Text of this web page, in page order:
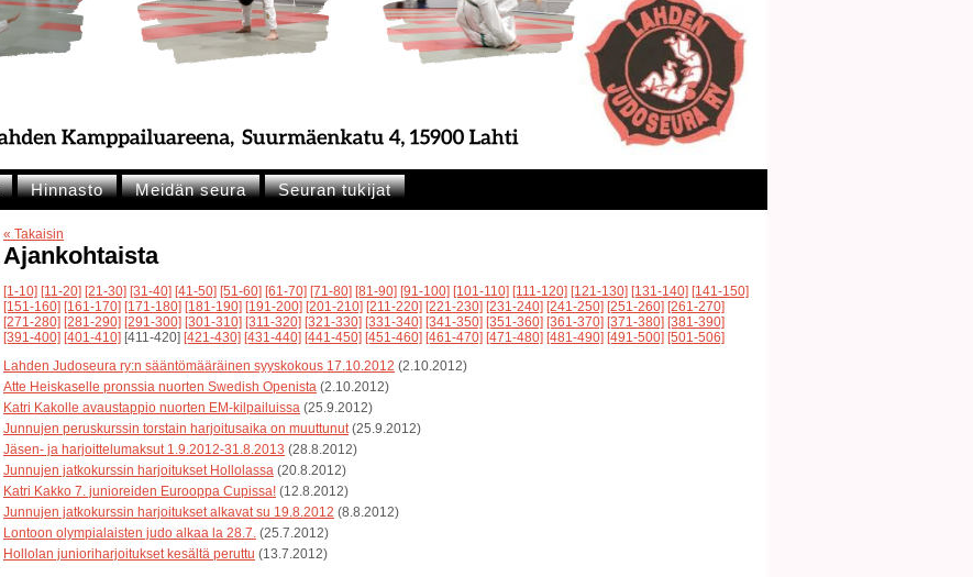
Hinnasto Meidän seura Seuran tukijat
« Takaisin
Ajankohtaista
[1-10] [11-20] [21-30] [31-40] [41-50] [51-60] [61-70] [71-80] [81-90] [91-100] [101-110] [111-120] [121-130] [131-140] [141-150]
[151-160] [161-170] [171-180] [181-190] [191-200] [201-210] [211-220] [221-230] [231-240] [241-250] [251-260] [261-270]
[271-280] [281-290] [291-300] [301-310] [311-320] [321-330] [331-340] [341-350] [351-360] [361-370] [371-380] [381-390]
[391-400] [401-410] [411-420] [421-430] [431-440] [441-450] [451-460] [461-470] [471-480] [481-490] [491-500] [501-506]
Lahden Judoseura ry:n sääntömääräinen syyskokous 17.10.2012 (2.10.2012)
Atte Heiskaselle pronssia nuorten Swedish Openista (2.10.2012)
Katri Kakolle avaustappio nuorten EM-kilpailuissa (25.9.2012)
Junnujen peruskurssin torstain harjoitusaika on muuttunut (25.9.2012)
Jäsen- ja harjoittelumaksut 1.9.2012-31.8.2013 (28.8.2012)
Junnujen jatkokurssin harjoitukset Hollolassa (20.8.2012)
Katri Kakko 7. junioreiden Eurooppa Cupissa! (12.8.2012)
Junnujen jatkokurssin harjoitukset alkavat su 19.8.2012 (8.8.2012)
Lontoon olympialaisten judo alkaa la 28.7. (25.7.2012)
Hollolan junioriharjoitukset kesältä peruttu (13.7.2012)